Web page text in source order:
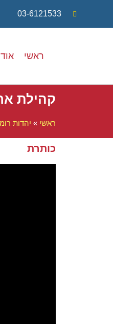
03-6121533
ראשי
קהילת
ראשי » יהדות
כותרת